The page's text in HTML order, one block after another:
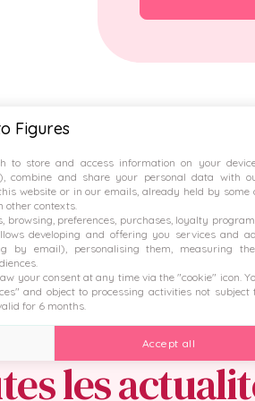
d'une politique de
les
Figures
to store and access information on your
combine and share your personal data with
website or in our emails, already held by some
other contexts.
browsing, preferences, purchases, loyalty
developing and offering you services and
by email), personalising them, measuring
your consent at any time via the "cookie" icon .
and object to processing activities not subject
for 6 months.
Accept all